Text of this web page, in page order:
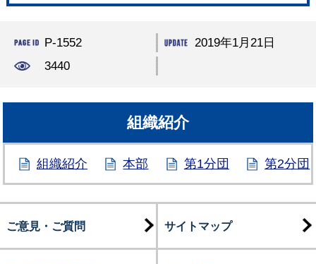
P-1552
2019年1月21日
3440
組織紹介
組織紹介 本部 第1分団 第2分団
ご意見・ご質問 サイトマップ